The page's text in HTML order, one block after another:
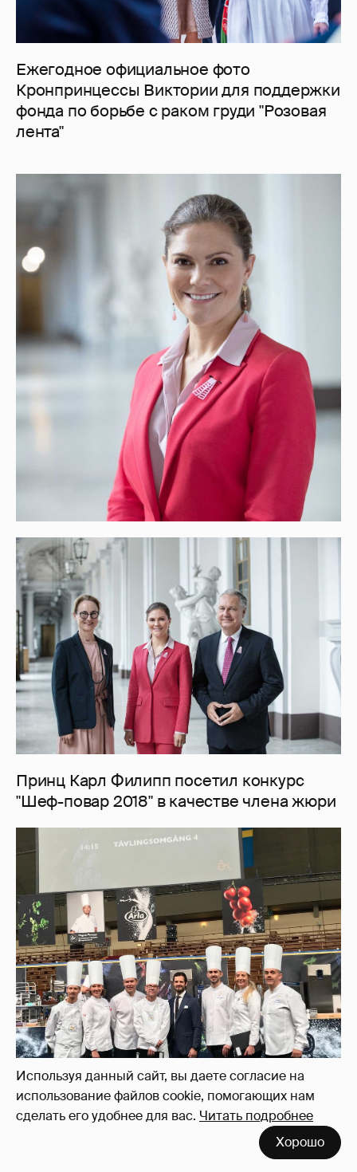
Используя данный сайт, вы даете согласие на
использование файлов cookie, помогающих нам
сделать его удобнее для вас. Читать подробнее
Хорошо
Ежегодное официальное фото
Кронпринцессы Виктории для поддержки
фонда по борьбе с раком груди "Розовая
лента"
Принц Карл Филипп посетил конкурс
"Шеф-повар 2018" в качестве члена жюри